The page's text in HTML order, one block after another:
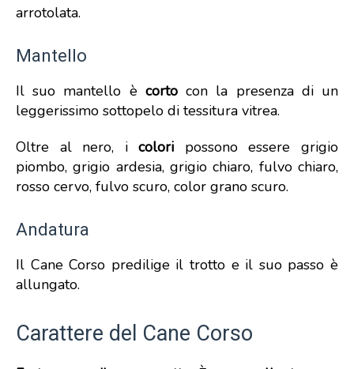
arrotolata.
Mantello
Il suo mantello è cortocon la presenza di un
leggerissimo sottopelo di tessitura vitrea.
Oltre al nero, icolori possono essere grigio
piombo, grigio ardesia, grigio chiaro, fulvo chiaro,
rosso cervo, fulvo scuro, color grano scuro.
Andatura
Il Cane Corso predilige il trotto e il suo passo è
allungato.
Carattere del Cane Corso